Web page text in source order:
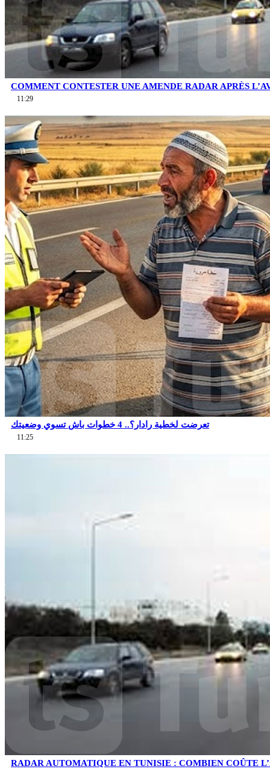
COMMENT CONTESTER UNE AMENDE RADAR APRÈS
11:29
تعرضت لخطية رادار؟.. 4 خطوات باش تسوي وضعيتك
11:25
RADAR AUTOMATIQUE EN TUNISIE : COMBIEN COÛTE